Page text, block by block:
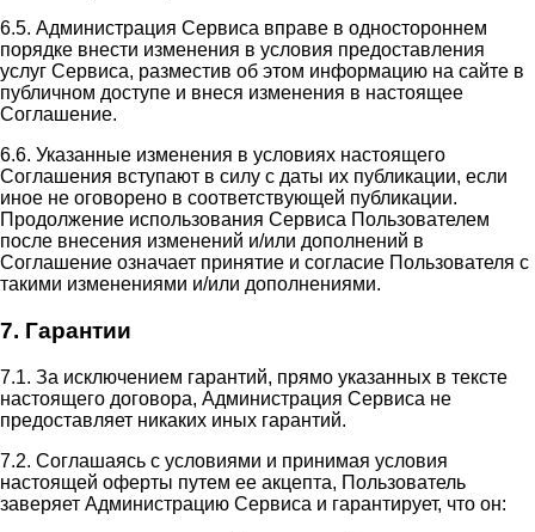
6.5. Администрация Сервиса вправе в одностороннем
порядке внести изменения в условия предоставления
услуг Сервиса, разместив об этом информацию на сайте в
публичном доступе и внеся изменения в настоящее
Соглашение.
6.6. Указанные изменения в условиях настоящего
Соглашения вступают в силу с даты их публикации, если
иное не оговорено в соответствующей публикации.
Продолжение использования Сервиса Пользователем
после внесения изменений и/или дополнений в
Соглашение означает принятие и согласие Пользователя с
такими изменениями и/или дополнениями.
7. Гарантии
7.1. За исключением гарантий, прямо указанных в тексте
настоящего договора, Администрация Сервиса не
предоставляет никаких иных гарантий.
7.2. Соглашаясь с условиями и принимая условия
настоящей оферты путем ее акцепта, Пользователь
заверяет Администрацию Сервиса и гарантирует, что он: